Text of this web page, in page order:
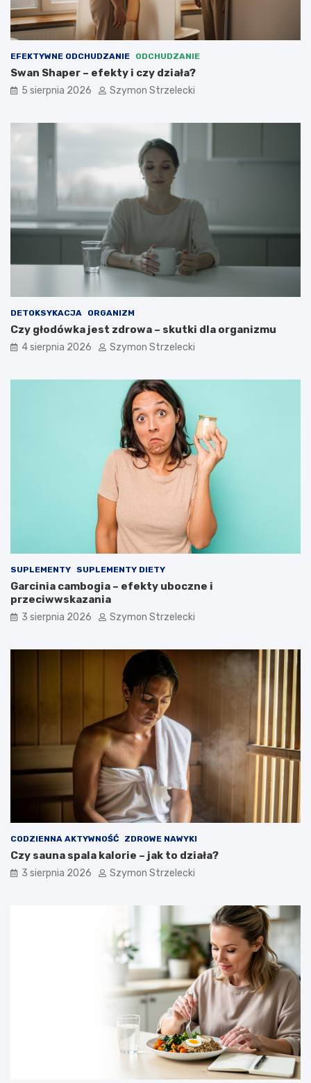
EFEKTYWNE ODCHUDZANIE ODCHUDZANIE
Swan Shaper – efekty i czy działa?
5 sierpnia 2026 Szymon Strzelecki
DETOKSYKACJA ORGANIZM
Czy głodówka jest zdrowa – skutki dla organizmu
4 sierpnia 2026 Szymon Strzelecki
SUPLEMENTY SUPLEMENTY DIETY
Garcinia cambogia – efekty uboczne i
przeciwwskazania
3 sierpnia 2026 Szymon Strzelecki
CODZIENNA AKTYWNOŚĆ ZDROWE NAWYKI
Czy sauna spala kalorie – jak to działa?
3 sierpnia 2026 Szymon Strzelecki